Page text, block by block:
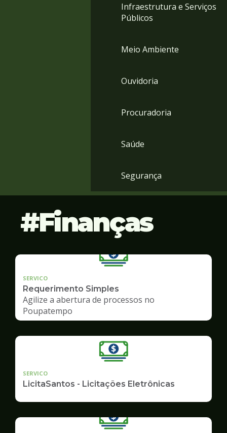
Infraestrutura e Serviços
Públicos
Meio Ambiente
Ouvidoria
Procuradoria
Saúde
Segurança
Finanças
SERVICO
Requerimento Simples
Agilize a abertura de processos no
Poupatempo
SERVICO
LicitaSantos - Licitações Eletrônicas